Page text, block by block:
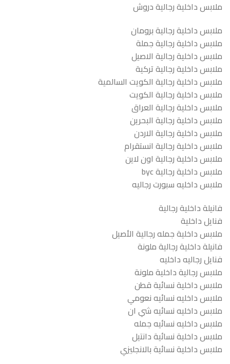
ملابس داخلية رجالية دروش
ملابس داخلية رجالية برومان
ملابس داخلية رجالية جملة
ملابس داخلية رجالية الاصيل
ملابس داخلية رجالية تركية
ملابس داخلية رجالية الكويت السالمية
ملابس داخلية رجالية الكويت
ملابس داخلية رجالية العراق
ملابس داخلية رجالية البحرين
ملابس داخلية رجالية الاردن
ملابس داخلية رجالية انستقرام
ملابس داخلية رجالية اون لاين
ملابس داخلية رجالية byc
ملابس داخليه سبورت رجاليه
فانيلة داخلية رجالية
فنايل داخلية
ملابس داخلية جمله رجالية الأصيل
فانيلة داخلية رجالية ملونة
فنايل رجاليه داخليه
ملابس رجالية داخلية ملونة
ملابس داخلية نسائية قطن
ملابس داخليه نسائيه نعومي
ملابس داخليه نسائيه شي ان
ملابس داخليه نسائيه جمله
ملابس داخلية نسائية دانتيل
ملابس داخلية نسائية بالانجليزي